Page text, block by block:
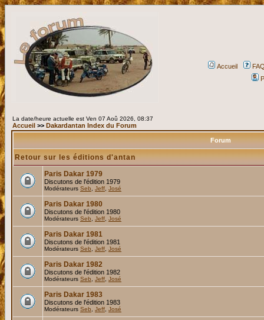
Accueil
La date/heure actuelle est Ven 07 Aoû 2026, 08:37
Accueil >> Dakardantan Index du Forum
Forum
Retour sur les éditions d'antan
Paris Dakar 1979
Discutons de l'édition 1979
Modérateurs Seb Jeff José
Paris Dakar 1980
Discutons de l'édition 1980
Modérateurs Seb Jeff José
Paris Dakar 1981
Discutons de l'édition 1981
Modérateurs Seb Jeff José
Paris Dakar 1982
Discutons de l'édition 1982
Modérateurs Seb Jeff José
Paris Dakar 1983
Discutons de l'édition 1983
Modérateurs Seb Jeff José